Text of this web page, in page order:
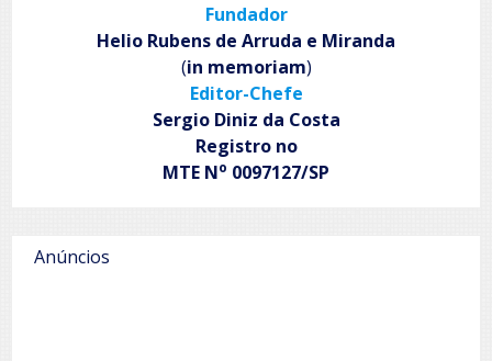
Fundador
Helio Rubens de Arruda e Miranda
(in memoriam)
Editor-Chefe
Sergio Diniz da Costa
Registro no
MTE No 0097127/SP
Anúncios